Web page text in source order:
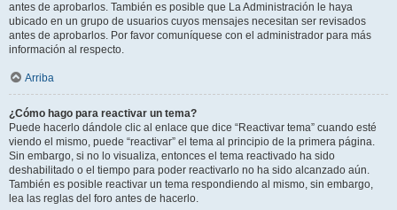
antes de aprobarlos. También es posible que La Administración le haya
ubicado en un grupo de usuarios cuyos mensajes necesitan ser revisados
antes de aprobarlos. Por favor comuníquese con el administrador para más
información al respecto.
Arriba
¿Cómo hago para reactivar un tema?
Puede hacerlo dándole clic al enlace que dice “Reactivar tema” cuando esté
viendo el mismo, puede “reactivar” el tema al principio de la primera página.
Sin embargo, si no lo visualiza, entonces el tema reactivado ha sido
deshabilitado o el tiempo para poder reactivarlo no ha sido alcanzado aún.
También es posible reactivar un tema respondiendo al mismo, sin embargo,
lea las reglas del foro antes de hacerlo.